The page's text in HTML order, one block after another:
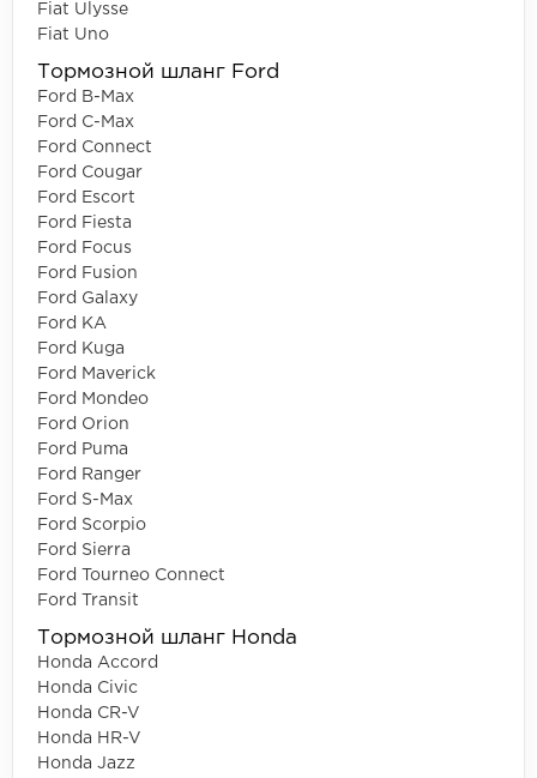
Fiat Ulysse
Fiat Uno
Тормозной шланг Ford
Ford B-Max
Ford C-Max
Ford Connect
Ford Cougar
Ford Escort
Ford Fiesta
Ford Focus
Ford Fusion
Ford Galaxy
Ford KA
Ford Kuga
Ford Maverick
Ford Mondeo
Ford Orion
Ford Puma
Ford Ranger
Ford S-Max
Ford Scorpio
Ford Sierra
Ford Tourneo Connect
Ford Transit
Тормозной шланг Honda
Honda Accord
Honda Civic
Honda CR-V
Honda HR-V
Honda Jazz